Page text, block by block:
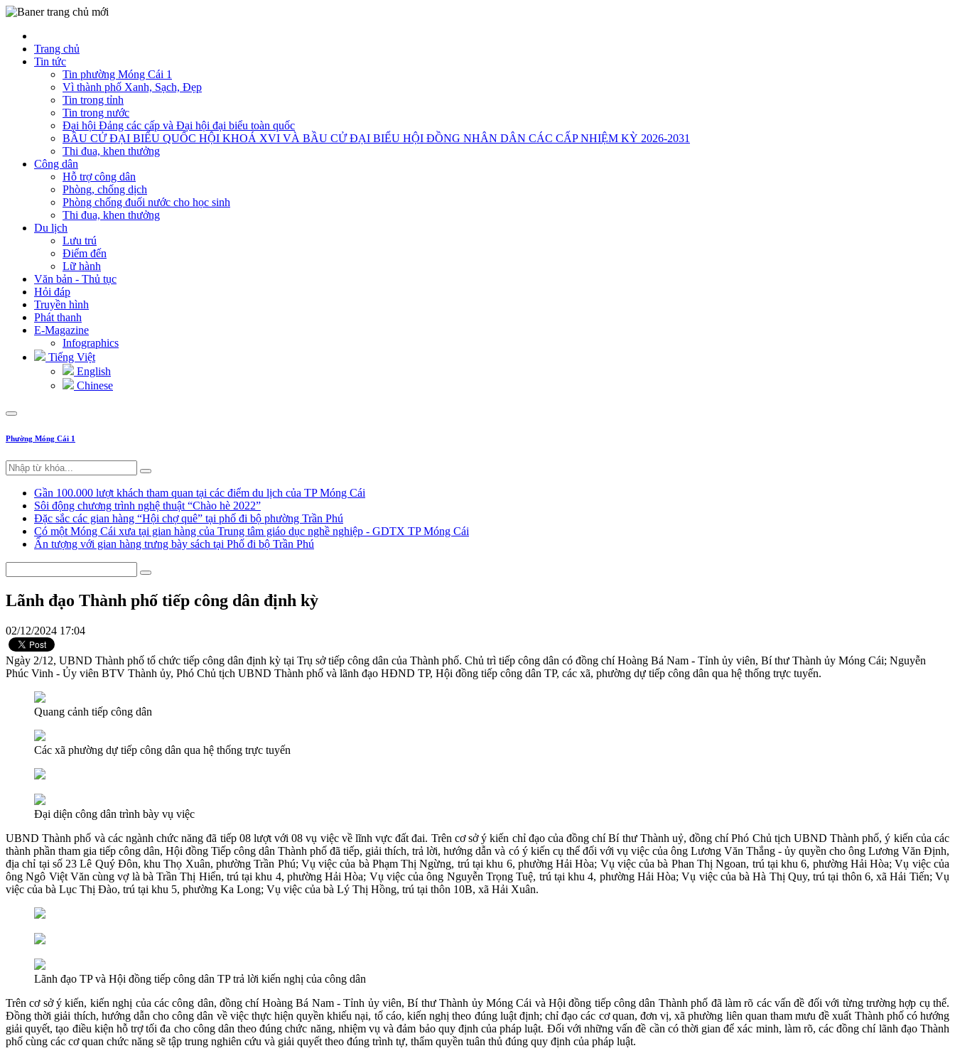
Trang chủ
Tin tức
Tin phường Móng Cái 1
Vì thành phố Xanh, Sạch, Đẹp
Tin trong tỉnh
Tin trong nước
Đại hội Đảng các cấp và Đại hội đại biểu toàn quốc
BẦU CỬ ĐẠI BIỂU QUỐC HỘI KHOÁ XVI VÀ BẦU CỬ ĐẠI BIỂU HỘI ĐỒNG NHÂN DÂN CÁC CẤP NHIỆM KỲ 2026-2031
Thi đua, khen thưởng
Công dân
Hỗ trợ công dân
Phòng, chống dịch
Phòng chống đuối nước cho học sinh
Thi đua, khen thưởng
Du lịch
Lưu trú
Điểm đến
Lữ hành
Văn bản - Thủ tục
Hỏi đáp
Truyền hình
Phát thanh
E-Magazine
Infographics
Tiếng Việt
English
Chinese
Phường Móng Cái 1
Gần 100.000 lượt khách tham quan tại các điểm du lịch của TP Móng Cái
Sôi động chương trình nghệ thuật “Chào hè 2022”
Đặc sắc các gian hàng “Hội chợ quê” tại phố đi bộ phường Trần Phú
Có một Móng Cái xưa tại gian hàng của Trung tâm giáo dục nghề nghiệp - GDTX TP Móng Cái
Ấn tượng với gian hàng trưng bày sách tại Phố đi bộ Trần Phú
Lãnh đạo Thành phố tiếp công dân định kỳ
02/12/2024 17:04
Ngày 2/12, UBND Thành phố tổ chức tiếp công dân định kỳ tại Trụ sở tiếp công dân của Thành phố. Chủ trì tiếp công dân có đồng chí Hoàng Bá Nam - Tỉnh ủy viên, Bí thư Thành ủy Móng Cái; Nguyễn
Phúc Vinh - Ủy viên BTV Thành ủy, Phó Chủ tịch UBND Thành phố và lãnh đạo HĐND TP, Hội đồng tiếp công dân TP, các xã, phường dự tiếp công dân qua hệ thống trực tuyến.
Quang cảnh tiếp công dân
Các xã phường dự tiếp công dân qua hệ thống trực tuyến
Đại diện công dân trình bày vụ việc
UBND Thành phố và các ngành chức năng đã tiếp 08 lượt với 08 vụ việc về lĩnh vực đất đai. Trên cơ sở ý kiến chỉ đạo của đồng chí Bí thư Thành uỷ, đồng chí Phó Chủ tịch UBND Thành phố, ý kiến của các
thành phần tham gia tiếp công dân, Hội đồng Tiếp công dân Thành phố đã tiếp, giải thích, trả lời, hướng dẫn và có ý kiến cụ thể đối với vụ việc của ông Lương Văn Thắng - ủy quyền cho ông Lương Văn Định,
địa chỉ tại số 23 Lê Quý Đôn, khu Thọ Xuân, phường Trần Phú; Vụ việc của bà Phạm Thị Ngừng, trú tại khu 6, phường Hải Hòa; Vụ việc của bà Phan Thị Ngoan, trú tại khu 6, phường Hải Hòa; Vụ việc của
ông Ngô Việt Văn cùng vợ là bà Trần Thị Hiển, trú tại khu 4, phường Hải Hòa; Vụ việc của ông Nguyễn Trọng Tuệ, trú tại khu 4, phường Hải Hòa; Vụ việc của bà Hà Thị Quy, trú tại thôn 6, xã Hải Tiến; Vụ
việc của bà Lục Thị Đào, trú tại khu 5, phường Ka Long; Vụ việc của bà Lý Thị Hồng, trú tại thôn 10B, xã Hải Xuân.
Lãnh đạo TP và Hội đồng tiếp công dân TP trả lời kiến nghị của công dân
Trên cơ sở ý kiến, kiến nghị của các công dân, đồng chí Hoàng Bá Nam - Tỉnh ủy viên, Bí thư Thành ủy Móng Cái và Hội đồng tiếp công dân Thành phố đã làm rõ các vấn đề đối với từng trường hợp cụ thể.
Đồng thời giải thích, hướng dẫn cho công dân về việc thực hiện quyền khiếu nại, tố cáo, kiến nghị theo đúng luật định; chỉ đạo các cơ quan, đơn vị, xã phường liên quan tham mưu đề xuất Thành phố có hướng
giải quyết, tạo điều kiện hỗ trợ tối đa cho công dân theo đúng chức năng, nhiệm vụ và đảm bảo quy định của pháp luật. Đối với những vấn đề cần có thời gian để xác minh, làm rõ, các đồng chí lãnh đạo Thành
phố cùng các cơ quan chức năng sẽ tập trung nghiên cứu và giải quyết theo đúng trình tự, thẩm quyền tuân thủ đúng quy định của pháp luật.